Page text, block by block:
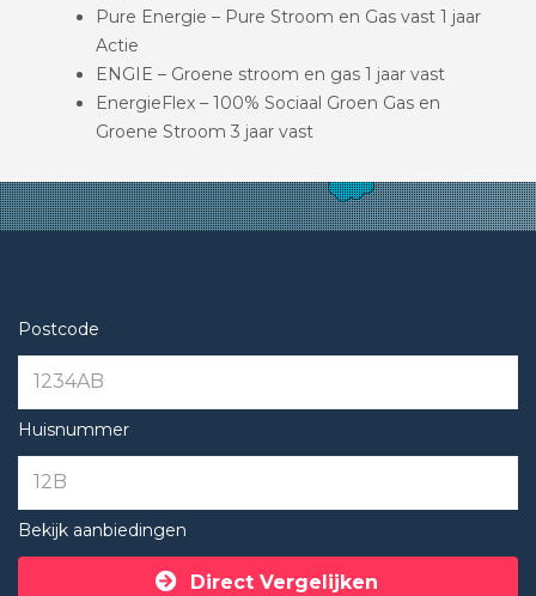
Pure Energie – Pure Stroom en Gas vast 1 jaar
Actie
ENGIE – Groene stroom en gas 1 jaar vast
EnergieFlex – 100% Sociaal Groen Gas en
Groene Stroom 3 jaar vast
Postcode
Huisnummer
Bekijk aanbiedingen
Direct Vergelijken